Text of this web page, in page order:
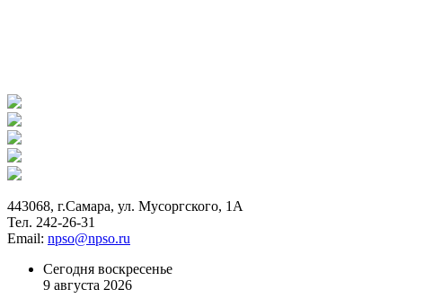
443068, г.Самара, ул. Мусоргского, 1А
Тел. 242-26-31
Email: npso@npso.ru
Сегодня воскресенье
9 августа 2026